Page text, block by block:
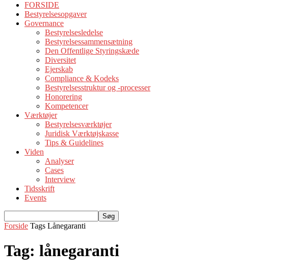
FORSIDE
Bestyrelsesopgaver
Governance
Bestyrelsesledelse
Bestyrelsessammensætning
Den Offentlige Styringskæde
Diversitet
Ejerskab
Compliance & Kodeks
Bestyrelsesstruktur og -processer
Honorering
Kompetencer
Værktøjer
Bestyrelsesværktøjer
Juridisk Værktøjskasse
Tips & Guidelines
Viden
Analyser
Cases
Interview
Tidsskrift
Events
Forside Tags Lånegaranti
Tag: lånegaranti